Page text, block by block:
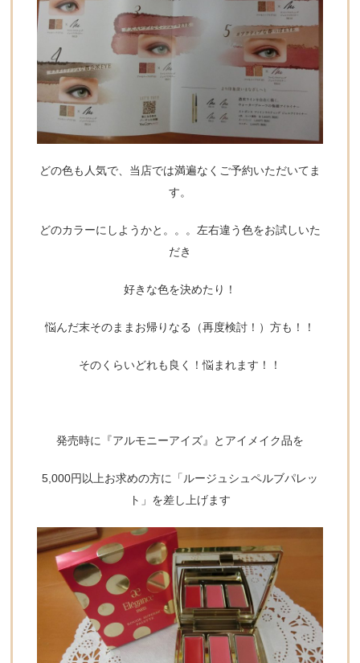
どの色も人気で、当店では満遍なくご予約いただいてま
す。
どのカラーにしようかと。。。左右違う色をお試しいた
だき
好きな色を決めたり！
悩んだ末そのままお帰りなる（再度検討！）方も！！
そのくらいどれも良く！悩まれます！！
発売時に『アルモニーアイズ』とアイメイク品を
5,000円以上お求めの方に「ルージュシュペルブパレッ
ト」を差し上げます